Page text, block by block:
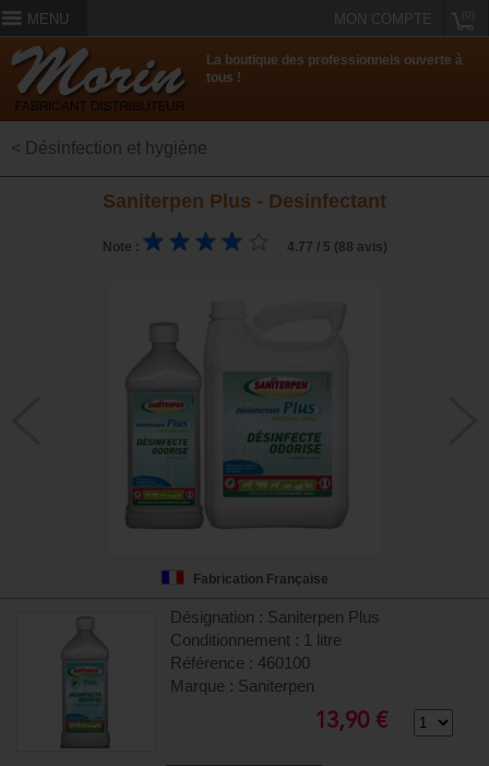
MENU MON COMPTE
La boutique des professionnels ouverte à
tous !
< Désinfection et hygiène
Saniterpen Plus - Desinfectant
Note : 4.77 / 5 (88 avis)
Fabrication Française
Désignation : Saniterpen Plus
Conditionnement : 1 litre
Référence : 460100
Marque : Saniterpen
13,90 €